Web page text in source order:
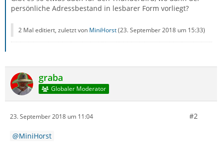
persönliche Adressbestand in lesbarer Form vorliegt?
2 Mal editiert, zuletzt von MiniHorst(23. September 2018 um 15:33)
graba
Globaler Moderator
23. September 2018 um 11:04 #2
MiniHorst